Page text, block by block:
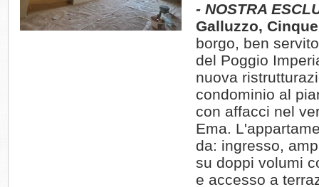
- NOSTRA
Galluzzo,
borgo, ben
del Poggio
nuova
condominio al
con affacci nel
Ema.
da: ingresso,
su doppi volumi
e accesso a